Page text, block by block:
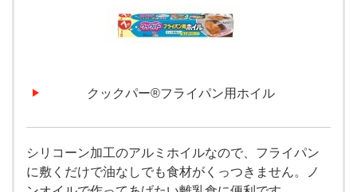
クックパー®フライパン用ホイル
シリコーン加工のアルミホイルなので、フライパン
に敷くだけで油なしでも食材がくっつきません。ノ